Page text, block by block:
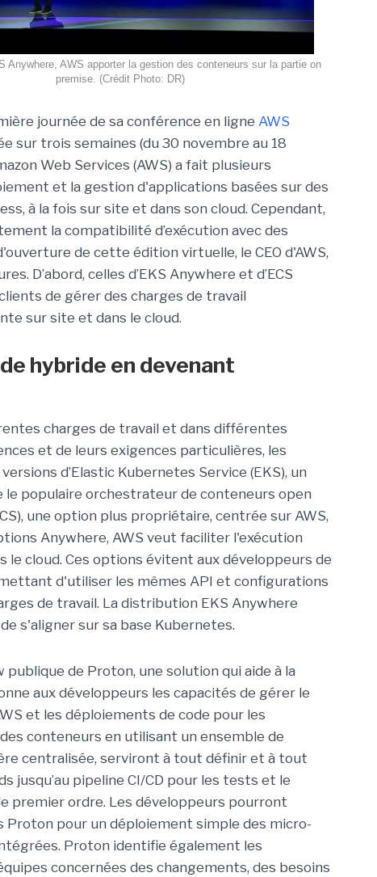
Anywhere, AWS apporter la gestion des conteneurs sur la partie on
premise. (Crédit Photo: DR)
journée de sa conférence en ligne AWS
sur trois semaines (du 30 novembre au 18
Web Services (AWS) a fait plusieurs
et la gestion d'applications basées sur des
à la fois sur site et dans son cloud. Cependant,
la compatibilité d’exécution avec des
de cette édition virtuelle, le CEO d'AWS,
D’abord, celles d’EKS Anywhere et d’ECS
de gérer des charges de travail
sur site et dans le cloud.
hybride en devenant
charges de travail et dans différentes
et de leurs exigences particulières, les
d’Elastic Kubernetes Service (EKS), un
le populaire orchestrateur de conteneurs open
une option plus propriétaire, centrée sur AWS,
Anywhere, AWS veut faciliter l'exécution
le cloud. Ces options évitent aux développeurs de
d'utiliser les mêmes API et configurations
de travail. La distribution EKS Anywhere
s'aligner sur sa base Kubernetes.
publique de Proton, une solution qui aide à la
aux développeurs les capacités de gérer le
et les déploiements de code pour les
conteneurs en utilisant un ensemble de
centralisée, serviront à tout définir et à tout
jusqu’au pipeline CI/CD pour les tests et le
premier ordre. Les développeurs pourront
Proton pour un déploiement simple des micro-
Proton identifie également les
concernées des changements, des besoins